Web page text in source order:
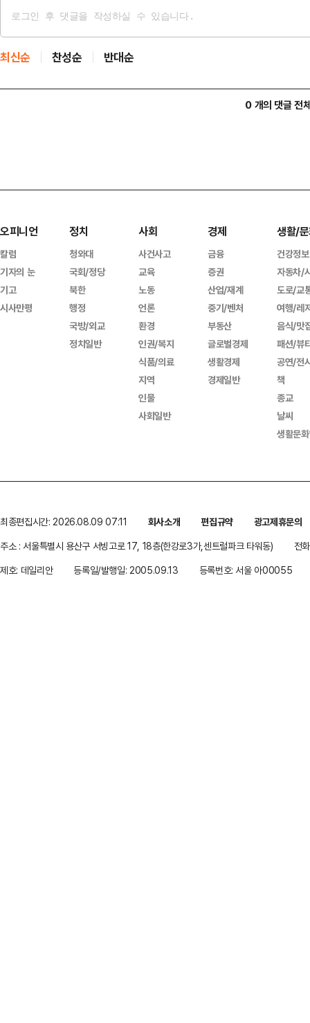
최신순 찬성순 반대순
0 개의 댓글 전
오피니언
칼럼
기자의 눈
기고
시사만평
정치
청와대
국회/정당
북한
행정
국방/외교
정치일반
사회
사건사고
교육
노동
언론
환경
인권/복지
식품/의료
지역
인물
사회일반
경제
금융
증권
산업/재계
중기/벤처
부동산
글로벌경제
생활경제
경제일반
생활/
건강정보
자동차/
도로/교
여행/레
음식/맛
패션/뷰
공연/전
책
종교
날씨
생활문
최종편집시간: 2026.08.09 07:11 회사소개 편집규약
광고제휴문의
주소 : 서울특별시 용산구 서빙고로 17, 18층(한강로3가,센트럴파크 타워동)
전
제호: 데일리안
등록일/발행일: 2005.09.13 등록번호: 서울 아00055